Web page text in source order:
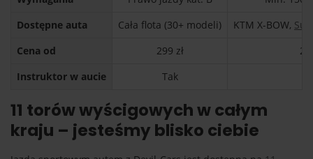
Dostępne auta
Cała flota (30+ modeli) KTM X-BOW,
Cena od
299 zł
Instruktor w aucie
Tak
11 torów wyścigowych w całym
kraju – jesteśmy blisko ciebie